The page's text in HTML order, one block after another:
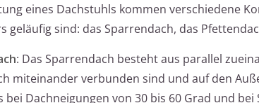
eines Dachstuhls kommen verschiedene
geläufig sind: das Sparrendach, das
: Das Sparrendach besteht aus parallel
miteinander verbunden sind und auf den
bei Dachneigungen von 30 bis 60 Grad und